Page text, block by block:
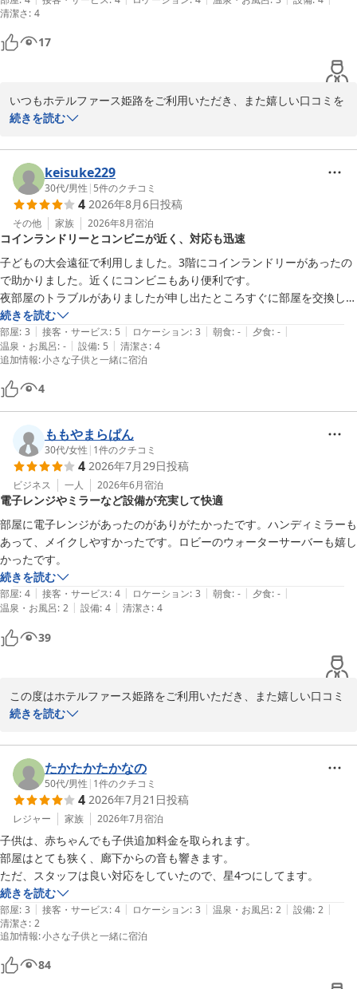
また姫路へお越しの際は、ぜひホテルファース姫路をご利用くださ
い。スタッフ一同、心よりお待ちしております。
清潔さ: 4
17
いつもホテルファース姫路をご利用いただき、また嬉しい口コミを
お寄せいただき誠にありがとうございます。
立地や価格についてご満足いただけたようで、大変嬉しく思いま
す。当ホテルは姫路駅や姫路城から徒歩圏内にあり、観光やビジネ
スの拠点として多くのお客様にご利用いただいております。
また、1階の漫画コーナーにもお気付きいただきありがとうござい
ます。ご滞在中のひとときを、より快適にお楽しみいただけるよう
設置いたしました。お気に入りの作品は見つかりましたでしょう
か。
これからも、お客様に快適でご満足いただけるホテルを目指し、サ
ービスの向上に努めてまいります。
また姫路へお越しの際は、ぜひホテルファース姫路をご利用くださ
い。スタッフ一同、心よりお待ちしております。
2026-08-02
続きを読む
keisuke229
30代/男性 | 5件のクチコミ
4 2026年8月6日投稿
その他 家族 2026年8月宿泊
コインランドリーとコンビニが近く、対応も迅速
子どもの大会遠征で利用しました。3階にコインランドリーがあったの
で助かりました。近くにコンビニもあり便利です。
夜部屋のトラブルがありましたが申し出たところすぐに部屋を交換して
もらえました。その時のスタッフの対応も良かったです。
続きを読む
部屋: 3 | 接客・サービス: 5 | ロケーション: 3 | 朝食: - | 夕食: - |
温泉・お風呂: - | 設備: 5 | 清潔さ: 4
追加情報:小さな子供と一緒に宿泊
4
ももやまらぱん
30代/女性 | 1件のクチコミ
4 2026年7月29日投稿
ビジネス 一人 2026年6月宿泊
電子レンジやミラーなど設備が充実して快適
部屋に電子レンジがあったのがありがたかったです。ハンディミラーも
あって、メイクしやすかったです。ロビーのウォーターサーバーも嬉し
かったです。
続きを読む
部屋: 4 | 接客・サービス: 4 | ロケーション: 3 | 朝食: - | 夕食: - |
温泉・お風呂: 2 | 設備: 4 | 清潔さ: 4
39
この度はホテルファース姫路をご利用いただき、また嬉しい口コミ
をお寄せいただき誠にありがとうございます。
お部屋の電子レンジやハンディミラーなどの設備にご満足いただけ
たようで、大変嬉しく思います。快適にお過ごしいただけたとのお
言葉は、スタッフにとって何よりの励みです。
また、ロビーのウォーターサーバーもご活用いただきありがとうご
ざいます。ご滞在中、少しでも快適にお過ごしいただけるよう設置
しておりますので、お役に立てたようで何よりです。
これからも、お客様に便利で快適なご滞在を提供できるよう、設備
やサービスの充実に努めてまいります。
また姫路へお越しの際は、ぜひホテルファース姫路をご利用くださ
い。スタッフ一同、心よりお待ちしております
続きを読む
たかたかたかなの
50代/男性 | 1件のクチコミ
4 2026年7月21日投稿
レジャー 家族 2026年7月宿泊
子供は、赤ちゃんでも子供追加料金を取られます。
部屋はとても狭く、廊下からの音も響きます。
ただ、スタッフは良い対応をしていたので、星4つにしてます。
続きを読む
部屋: 3 | 接客・サービス: 4 | ロケーション: 3 | 温泉・お風呂: 2 | 設備: 2 |
清潔さ: 2
追加情報:小さな子供と一緒に宿泊
84